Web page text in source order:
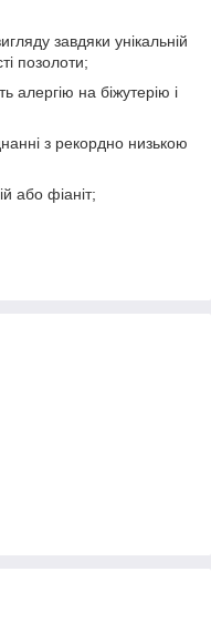
завдяки унікальній
позолоти;
алергію на біжутерію і
з рекордно низькою
або фіаніт;